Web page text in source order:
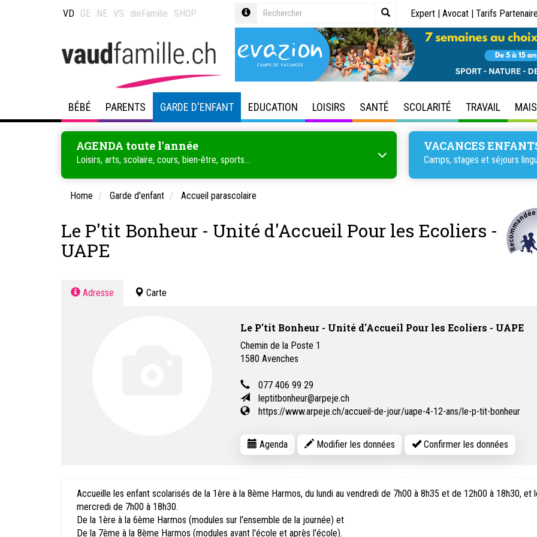
VD GE NE VS dieFamilie SHOP Expert | Avocat | Tarifs
BÉBÉ PARENTS GARDE D'ENFANT EDUCATION LOISIRS SANTÉ SCOLARITÉ TRAVAIL
AGENDA toute l'année
Loisirs, arts, scolaire, cours, bien-être, sports...
VACANCES
Camps, stages et séjours
Home Garde d'enfant Accueil parascolaire
Le P'tit Bonheur - Unité d'Accueil Pour les Ecoliers -
UAPE
Adresse Carte
Le P'tit Bonheur - Unité d'Accueil Pour les Ecoliers - UAPE
Chemin de la Poste 1
1580 Avenches
077 406 99 29
leptitbonheur@arpeje.ch
https://www.arpeje.ch/accueil-de-jour/uape-4-12-ans/le-p-tit-bonheur
Agenda Modifier les données Confirmer les données
Accueille les enfant scolarisés de la 1ère à la 8ème Harmos, du lundi au vendredi de 7h00 à 8h35 et de 12h00 à 18h30, et
mercredi de 7h00 à 18h30.
De la 1ère à la 6ème Harmos (modules sur l'ensemble de la journée) et
De la 7ème à la 8ème Harmos (modules avant l'école et après l'école).